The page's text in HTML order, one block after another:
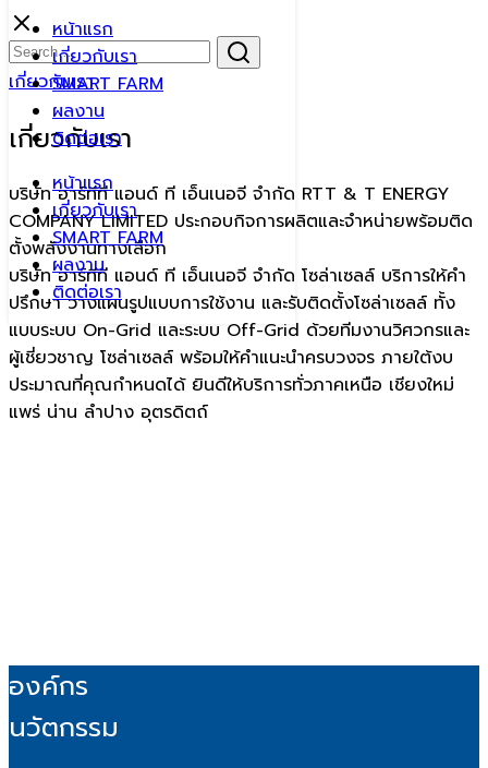
Skip
to
content
หน้าแรก
เกี่ยวกับเรา
SMART FARM
ผลงาน
ติดต่อเรา
หน้าแรก
เกี่ยวกับเรา
SMART FARM
ผลงาน
ติดต่อเรา
Search
for:
เกี่ยวกับเรา
เกี่ยวกับเรา
บริษัท อาร์ทีที แอนด์ ที เอ็นเนอจี จำกัด RTT & T ENERGY
COMPANY LIMITED ประกอบกิจการผลิตและจำหน่ายพร้อมติด
ตั้งพลังงานทางเลือก
บริษัท อาร์ทีที แอนด์ ที เอ็นเนอจี จำกัด โซล่าเซลล์ บริการให้คำ
ปรึกษา วางแผนรูปแบบการใช้งาน และรับติดตั้งโซล่าเซลล์ ทั้ง
แบบระบบ On-Grid และระบบ Off-Grid ด้วยทีมงานวิศวกรและ
ผู้เชี่ยวชาญ โซล่าเซลล์ พร้อมให้คำแนะนำครบวงจร ภายใต้งบ
ประมาณที่คุณกำหนดได้ ยินดีให้บริการทั่วภาคเหนือ เชียงใหม่
แพร่ น่าน ลำปาง อุตรดิตถ์
องค์กร
นวัตกรรม